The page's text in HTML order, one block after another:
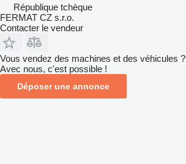
République tchèque
FERMAT CZ s.r.o.
Contacter le vendeur
Vous vendez des machines et des véhicules ?
Avec nous, c'est possible !
Déposer une annonce